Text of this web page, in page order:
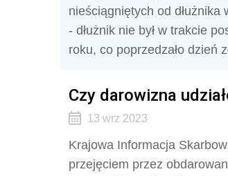
nieściągniętych od
- dłużnik nie był w trakcie
roku, co poprzedzało dzień
Czy darowizna
13 wrz 2023
Krajowa Informacja
przejęciem przez